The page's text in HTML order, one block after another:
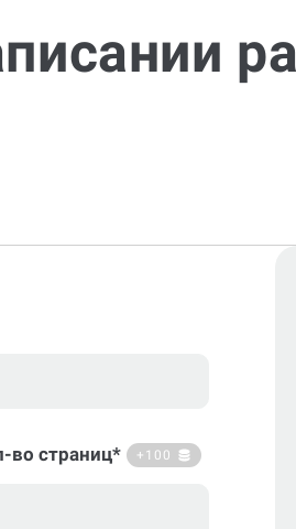
во страниц* +100